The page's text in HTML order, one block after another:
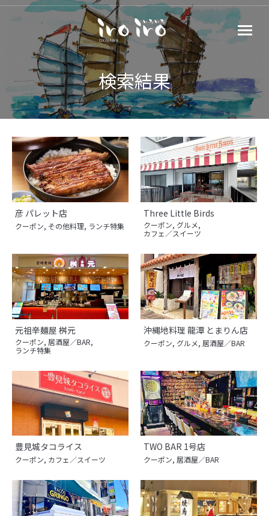
検索結果
彦 パレット店
クーポン, その他料理, ランチ特集
Three Little Birds
クーポン, グルメ,
カフェ／スイーツ
元祖辛麺屋 桝元
クーポン, 居酒屋／BAR,
ランチ特集
沖縄地料理 龍潭 とまりん店
クーポン, グルメ, 居酒屋／BAR
豊見城タコライス
クーポン, カフェ／スイーツ
TWO BAR 1号店
クーポン, 居酒屋／BAR